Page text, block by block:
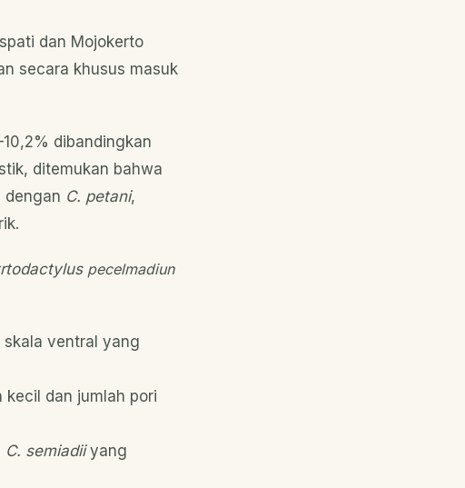
dan Mojokerto
secara khusus masuk
dibandingkan
ditemukan bahwa
dengan C. petani,
pecelmadiun
ventral yang
dan jumlah pori
C. semiadiiyang